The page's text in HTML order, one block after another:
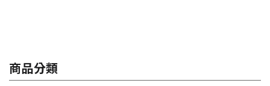
商品分類